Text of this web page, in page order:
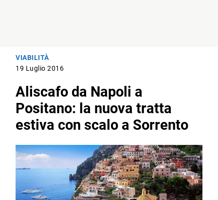
VIABILITÀ
19 Luglio 2016
Aliscafo da Napoli a
Positano: la nuova tratta
estiva con scalo a Sorrento